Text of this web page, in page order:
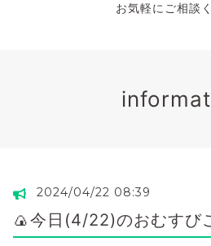
お気軽にご相談
2024/04/22 08:39
🍙今日(4/22)のおむすび